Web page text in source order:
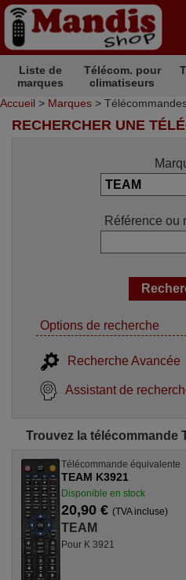
Liste de
marques
Télécom. pour
climatiseurs
Accueil > Marques >
RECHERCHER UNE
Référence ou
Options de recherche
Recherche Avancée
Assistant de
Trouvez la télécommande
Télécommande équivalente
TEAM K3921
Disponible en stock
20,90 € (TVA incluse)
TEAM
Pour K 3921